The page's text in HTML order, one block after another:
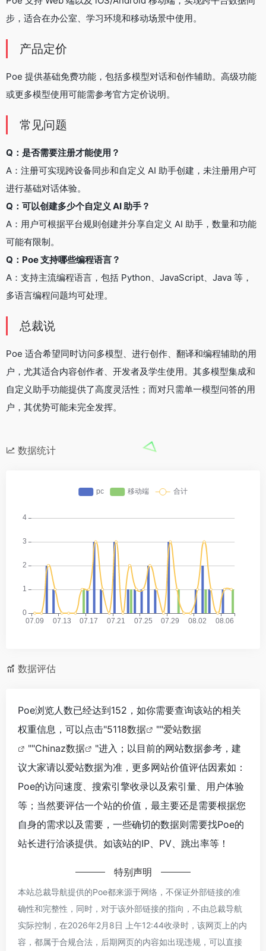
步，适合在办公室、学习环境和移动场景中使用。
产品定价
Poe 提供基础免费功能，包括多模型对话和创作辅助。高级功能
或更多模型使用可能需参考官方定价说明。
常见问题
Q：是否需要注册才能使用？
A：注册可实现跨设备同步和自定义 AI 助手创建，未注册用户可
进行基础对话体验。
Q：可以创建多少个自定义 AI 助手？
A：用户可根据平台规则创建并分享自定义 AI 助手，数量和功能
可能有限制。
Q：Poe 支持哪些编程语言？
A：支持主流编程语言，包括 Python、JavaScript、Java 等，
多语言编程问题均可处理。
总裁说
Poe 适合希望同时访问多模型、进行创作、翻译和编程辅助的用
户，尤其适合内容创作者、开发者及学生使用。其多模型集成和
自定义助手功能提供了高度灵活性；而对只需单一模型问答的用
户，其优势可能未完全发挥。
数据统计
数据评估
Poe浏览人数已经达到152，如你需要查询该站的相关
权重信息，可以点击"5118数据 ""爱站数据
""Chinaz数据
"进入；以目前的网站数据参考，建
议大家请以爱站数据为准，更多网站价值评估因素如：
Poe的访问速度、搜索引擎收录以及索引量、用户体验
等；当然要评估一个站的价值，最主要还是需要根据您
自身的需求以及需要，一些确切的数据则需要找Poe的
站长进行洽谈提供。如该站的IP、PV、跳出率等！
特别声明
本站总裁导航提供的Poe都来源于网络，不保证外部链接的准
确性和完整性，同时，对于该外部链接的指向，不由总裁导航
实际控制，在2026年2月8日 上午12:44收录时，该网页上的内
容，都属于合规合法，后期网页的内容如出现违规，可以直接